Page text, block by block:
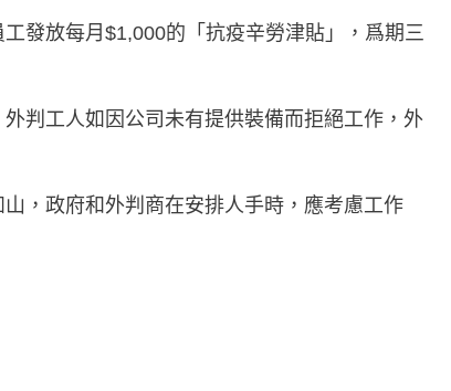
發放每月$1,000的「抗疫辛勞津貼」，爲期三
判工人如因公司未有提供裝備而拒絕工作，外
，政府和外判商在安排人手時，應考慮工作